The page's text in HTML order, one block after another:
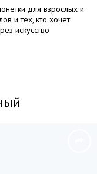
для взрослых и
и тех, кто хочет
искусство